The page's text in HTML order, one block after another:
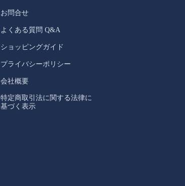
お問合せ
よくある質問 Q&A
ショッピングガイド
プライバシーポリシー
会社概要
特定商取引法に関する法律に
基づく表示